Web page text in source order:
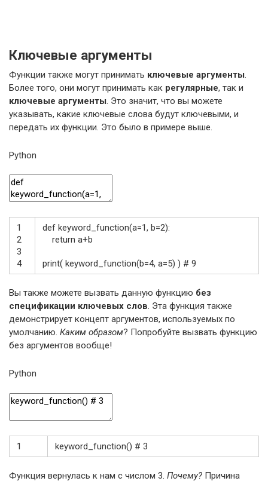
Ключевые аргументы
Функции также могут принимать ключевые аргументы.
Более того, они могут принимать как регулярные, так и
ключевые аргументы. Это значит, что вы можете
указывать, какие ключевые слова будут ключевыми, и
передать их функции. Это было в примере выше.
Python
1
2
3
4
def keyword_function(a=1, b=2):
return a+b
print( keyword_function(b=4, a=5) ) # 9
Вы также можете вызвать данную функцию без
спецификации ключевых слов. Эта функция также
демонстрирует концепт аргументов, используемых по
умолчанию. Каким образом? Попробуйте вызвать функцию
без аргументов вообще!
Python
1 keyword_function() # 3
Функция вернулась к нам с числом 3. Почему? Причина